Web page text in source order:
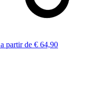
a partir de € 64,90